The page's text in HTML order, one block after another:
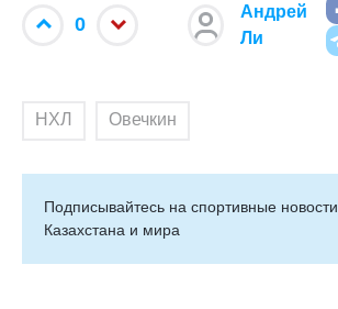
0
Андрей
Ли
НХЛ Овечкин
Подписывайтесь на cпортивные новости
Казахстана и мира